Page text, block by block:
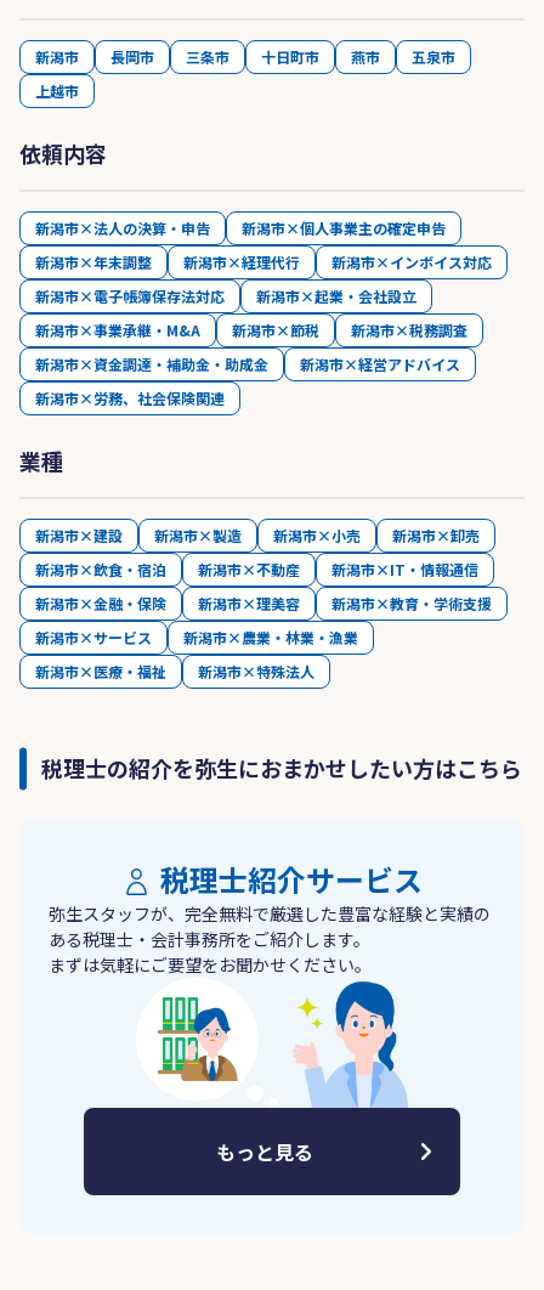
新潟市 長岡市 三条市 十日町市 燕市
五泉市
上越市
依頼内容
新潟市×法人の決算・申告
新潟市×個人事業主の確定申告
新潟市×年末調整
新潟市×経理代行
新潟市×インボイス対応
新潟市×電子帳簿保存法対応
新潟市×起業・会社設立
新潟市×事業承継・M&A
新潟市×節税
新潟市×税務調査
新潟市×資金調達・補助金・助成金
新潟市×経営アドバイス
新潟市×労務、社会保険関連
業種
新潟市×建設 新潟市×製造 新潟市×小売
新潟市×卸売
新潟市×飲食・宿泊
新潟市×不動産
新潟市×IT・情報通信
新潟市×金融・保険
新潟市×理美容
新潟市×教育・学術支援
新潟市×サービス
新潟市×農業・林業・漁業
新潟市×医療・福祉
新潟市×特殊法人
税理士の紹介を弥生におまかせしたい方はこちら
税理士紹介サービス
弥生スタッフが、完全無料で厳選した豊富な経験と実績の
ある税理士・会計事務所をご紹介します。
まずは気軽にご要望をお聞かせください。
もっと見る